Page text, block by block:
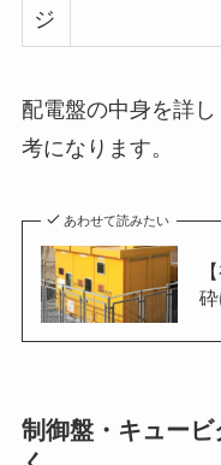
ジ
配電盤の中身を詳
考になります。
あわせて読みたい
制御盤・キュー